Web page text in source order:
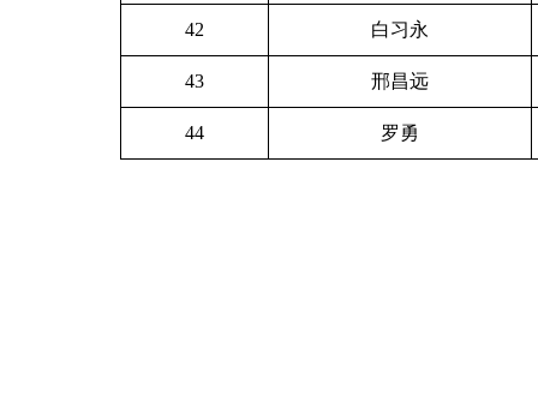
42 白习永
43 邢昌远
44 罗勇